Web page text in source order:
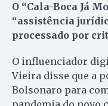
O “Cala-Boca Já
“assistência
processado por
O influenciador
Vieira disse que a
Bolsonaro para